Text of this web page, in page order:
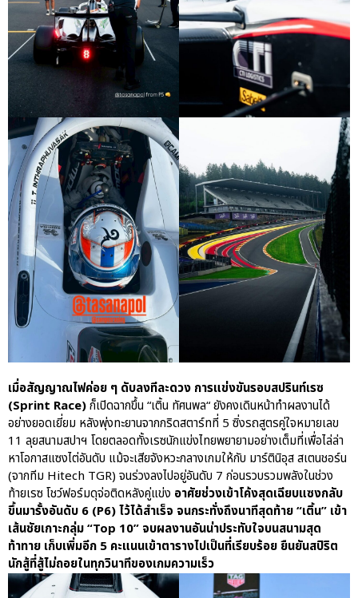
เมื่อสัญญาณไฟค่อย ๆ ดับลงทีละดวง การแข่งขันรอบสปรินท์เรซ
(Sprint Race)ก็เปิดฉากขึ้น “เติ้น​ ทัศนพล​“ ยังคงเดินหน้าทำผลงานได้
อย่างยอดเยี่ยม​ หลังพุ่งทะยานจากกริดสตาร์ทที่ 5 ซิ่งรถสูตรคู่ใจหมายเลข
11 ลุยสนามสปาฯ​ โดยตลอดทั้งเรซนักแข่งไทยพยายามอย่างเต็มที่เพื่อไล่ล่า
หาโอกาสแซงไต่อันดับ แม้จะเสียจังหวะกลางเกมให้กับ มาร์ตินิอุส สเตนชอร์น
(จากทีม Hitech TGR) จนร่วงลงไปอยู่อันดับ 7 ก่อนรวบรวมพลังในช่วง
ท้ายเรซ โชว์ฟอร์มดุจ่อติดหลังคู่แข่ง อาศัยช่วงเข้าโค้งสุดเฉียบแซงกลับ
ขึ้นมารั้งอันดับ 6 (P6) ไว้ได้สำเร็จ จนกระทั่งถึงนาทีสุดท้าย “เติ้น” เข้า
เส้นชัยเกาะกลุ่ม​ “Top 10” จบผลงานอันน่าประทับใจบนสนามสุด
ท้าทาย เก็บเพิ่มอีก 5 คะแนนเข้าตารางไปเป็นที่เรียบร้อย ยืนยันสปิริต
นักสู้ที่สู้ไม่ถอยในทุกวินาทีของเกมความเร็ว